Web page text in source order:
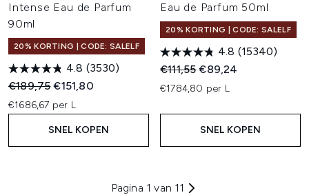
Intense Eau de Parfum
90ml
20% KORTING | CODE: SALELF
4.8 (3530)
Recommended Retail Price:
€189,75Huidige prijs:
€151,80
€1686,67 per L
SNEL KOPEN
Eau de Parfum 50ml
20% KORTING | CODE: SALELF
4.8 (15340)
Recommended Retail Price:
€111,55Huidige prijs:
€89,24
€1784,80 per L
SNEL KOPEN
Pagina 1 van 11